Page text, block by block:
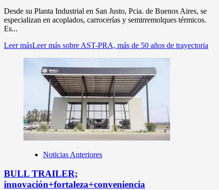
Desde su Planta Industrial en San Justo, Pcia. de Buenos Aires, se
especializan en acoplados, carrocerías y semirremolques térmicos.
Es...
Leer másLeer más sobre AST-PRA, más de 50 años de trayectoria
Noticias Anteriores
BULL TRAILER;
innovación+fortaleza+conveniencia